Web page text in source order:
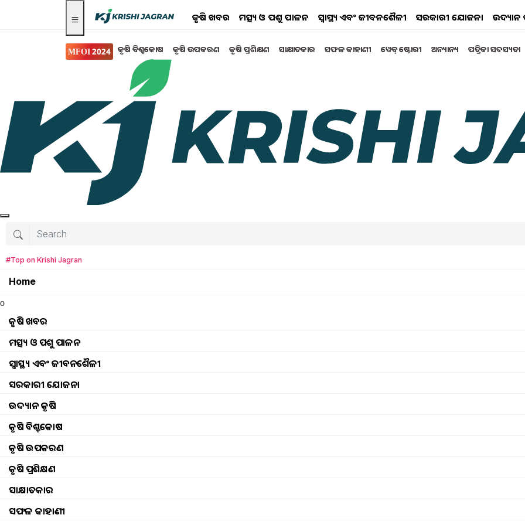
କୃଷି ଖବର ମତ୍ସ୍ୟ ଓ ପଶୁ ପାଳନ ସ୍ୱାସ୍ଥ୍ୟ ଏବଂ ଜୀବନଶୈଳୀ ସରକାରୀ ଯୋଜନା ଉଦ୍ୟାନ
MFOI 2024 କୃଷି ବିଶ୍ବକୋଷ କୃଷି ଉପକରଣ କୃଷି ପ୍ରଶିକ୍ଷଣ ସାକ୍ଷାତକାର ସଫଳ କାହାଣୀ ୱେବ୍ ଷ୍ଟୋରୀ ଅନ୍ୟାନ୍ୟ ପତ୍ରିକା ସଦସ୍ୟତା
#Top on Krishi Jagran
Home
o
କୃଷି ଖବର
ମତ୍ସ୍ୟ ଓ ପଶୁ ପାଳନ
ସ୍ୱାସ୍ଥ୍ୟ ଏବଂ ଜୀବନଶୈଳୀ
ସରକାରୀ ଯୋଜନା
ଉଦ୍ୟାନ କୃଷି
କୃଷି ବିଶ୍ବକୋଷ
କୃଷି ଉପକରଣ
କୃଷି ପ୍ରଶିକ୍ଷଣ
ସାକ୍ଷାତକାର
ସଫଳ କାହାଣୀ
ମତ୍ସ୍ୟ ଓ ପଶୁ ପାଳନ
ଓଡ଼ିଶା ରାଜ୍ୟର ସରକାରୀ ମାନ୍ୟତାପ୍ରାପ୍ତ ଛେଳିର ନାମ
ଏବଂ ସେମାନଙ୍କର ଖାଦ୍ୟ ତାଲିକା
ଓଡ଼ିଶା ସରକାରଙ୍କ ଦ୍ୱାରା ସମଗ୍ର ରାଜ୍ୟର ୮ ପ୍ରକାର ଛେଳିକୁ ସରକାରୀ ମାନ୍ୟତା l